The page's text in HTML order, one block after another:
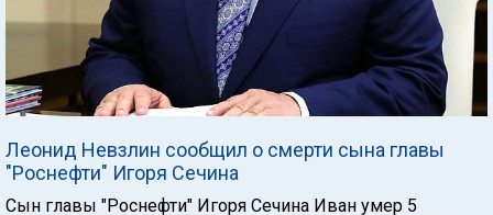
Леонид Невзлин сообщил о смерти сына главы
"Роснефти" Игоря Сечина
Сын главы "Роснефти" Игоря Сечина Иван умер 5